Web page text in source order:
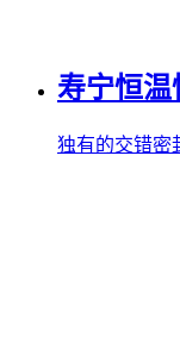
寿宁恒温
独有的交错密